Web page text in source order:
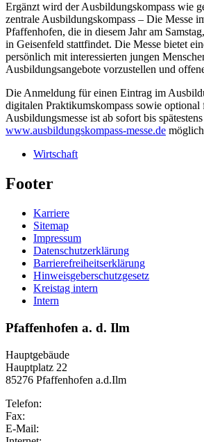
Ergänzt wird der Ausbildungskompass wie
zentrale Ausbildungskompass – Die Messe
Pfaffenhofen, die in diesem Jahr am
in Geisenfeld stattfindet. Die Messe bietet
persönlich mit interessierten jungen
Ausbildungsangebote vorzustellen und
Die Anmeldung für einen Eintrag im
digitalen Praktikumskompass sowie optional
Ausbildungsmesse ist ab sofort bis
www.ausbildungskompass-messe.de
Wirtschaft
Footer
Karriere
Sitemap
Impressum
Datenschutzerklärung
Barrierefreiheitserklärung
Hinweisgeberschutzgesetz
Kreistag intern
Intern
Pfaffenhofen a. d. Ilm
Hauptgebäude
Hauptplatz 22
85276 Pfaffenhofen a.d.Ilm
Telefon:
Fax:
E-Mail: